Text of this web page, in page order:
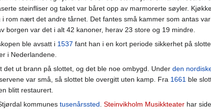
steinfliser og taket var båret opp av marmorerte søyler.
i rom nært det andre tårnet. Det fantes små kammer som antas
borgen var det i alt 42 kanoner, herav 23 store og 19 mindre.
ble avsatt i 1537 fant han i en kort periode sikkerhet på
i Nederlandene.
det ut brann på slottet, og det ble noe ombygd. Under den
var små, så slottet ble overgitt uten kamp. Fra 1661 ble
blitt restaurert.
kommunes tusenårssted. Steinvikholm Musikkteater har